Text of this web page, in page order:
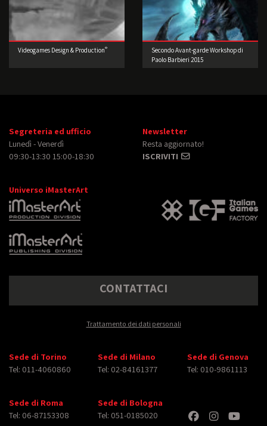
Videogames Design & Production®
Secondo Avant-garde Workshop di
Paolo Barbieri 2015
Segreteria ed ufficio
Lunedì - Venerdì
09:30-13:30 15:00-18:30
Newsletter
Resta aggiornato!
ISCRIVITI
Universo iMasterArt
CONTATTACI
Trattamento dei dati personali
Sede di Torino
Tel: 011-4060860
Sede di Milano
Tel: 02-84161377
Sede di Genova
Tel: 010-9861113
Sede di Roma
Tel: 06-87153308
Sede di Bologna
Tel: 051-0185020